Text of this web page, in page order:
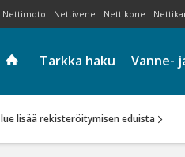
Nettimoto Nettivene Nettikone
Tarkka haku Vanne-
lue lisää rekisteröitymisen eduista